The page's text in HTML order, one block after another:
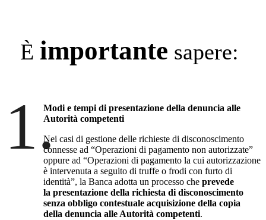
È importante sapere:
1.Modi e tempi di presentazione della denuncia alle
Autorità competenti
Nei casi di gestione delle richieste di disconoscimento
connesse ad “Operazioni di pagamento non autorizzate”
oppure ad “Operazioni di pagamento la cui autorizzazione
è intervenuta a seguito di truffe o frodi con furto di
identità”, la Banca adotta un processo che prevede
la presentazione della richiesta di disconoscimento
senza obbligo contestuale acquisizione della copia
della denuncia alle Autorità competenti.